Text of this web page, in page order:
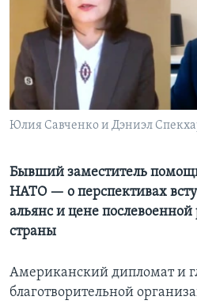
Learning English
СОЦИАЛЬНЫЕ СЕТИ
Юлия Савченко и Дэниэл
Бывший заместитель
НАТО — о перспективах
альянс и цене
страны
Американский дипломат и
благотворительной